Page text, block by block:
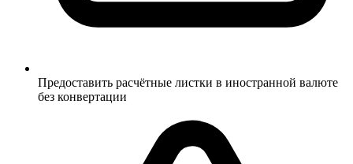
Предоставить расчётные листки в иностранной валюте
без конвертации